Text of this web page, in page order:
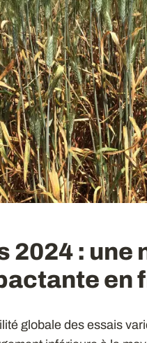
2024 :
en
globale des essais